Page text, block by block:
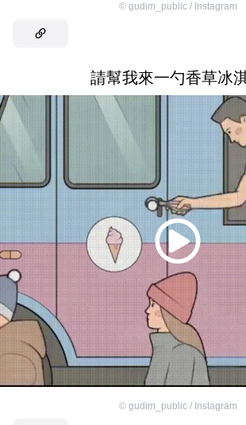
© gudim_public / Instagram
請幫我來一勺香草冰
© gudim_public / Instagram